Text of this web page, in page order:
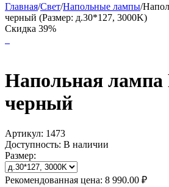
Главная/Свет/Напольные лампы/
черный (Размер: д.30*127, 3000K)
Скидка 39%
Напольная лампа
черный
Артикул: 1473
Доступность: В наличии
Размер:
Рекомендованная цена: 8 990.00 ₽